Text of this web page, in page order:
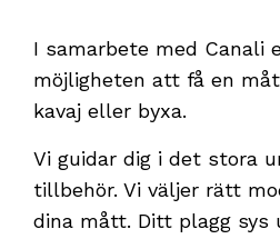
I samarbete med Canali
möjligheten att få en
kavaj eller byxa.
Vi guidar dig i det stora
tillbehör. Vi väljer rätt
dina mått. Ditt plagg sys